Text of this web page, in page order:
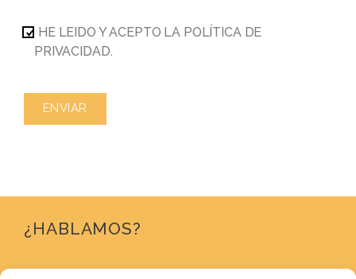
HE LEIDO Y ACEPTO LA POLÍTICA DE
PRIVACIDAD.
ENVIAR
¿HABLAMOS?